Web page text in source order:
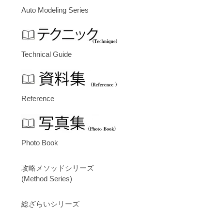
Auto Modeling Series
Technical Guide
Reference
Photo Book
攻略メソッドシリーズ
(Method Series)
総ざらいシリーズ